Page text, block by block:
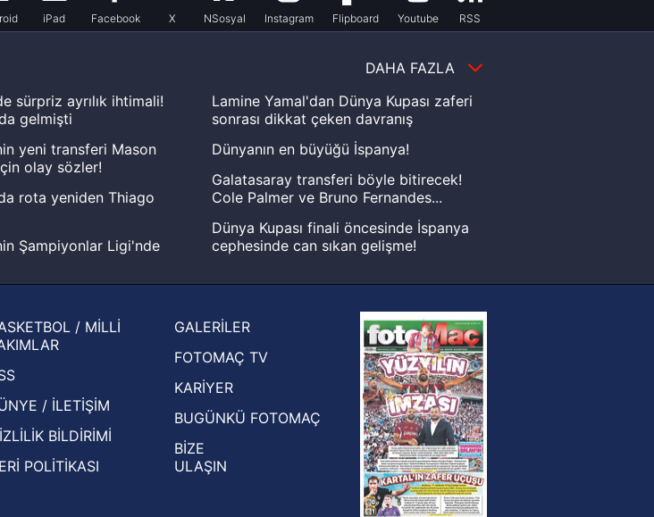
iPad Facebook X NSosyal Instagram Flipboard Youtube RSS
DAHA FAZLA
sürpriz ayrılık ihtimali!
gelmişti
yeni transferi Mason
olay sözler!
rota yeniden Thiago
Şampiyonlar Ligi'nde
olan manşetler!
Avrupa Ligi'nde 3. Ön
rakipleri belli oldu!
Lamine Yamal'dan Dünya Kupası zaferi
sonrası dikkat çeken davranış
Dünyanın en büyüğü İspanya!
Galatasaray transferi böyle bitirecek!
Cole Palmer ve Bruno Fernandes...
Dünya Kupası finali öncesinde İspanya
cephesinde can sıkan gelişme!
Hernan Crespo, Meksika Ligi
ekiplerinden Atlas'ın yeni teknik direktörü
oldu
/ MİLLİ
/ İLETİŞİM
BİLDİRİMİ
POLİTİKASI
GALERİLER
FOTOMAÇ TV
KARİYER
BUGÜNKÜ FOTOMAÇ
BİZE
ULAŞIN